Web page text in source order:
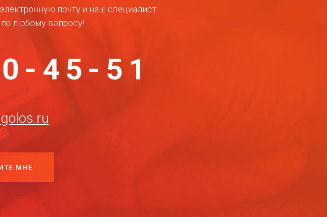
почту и наш специалист
любому вопросу!
45-51
МНЕ